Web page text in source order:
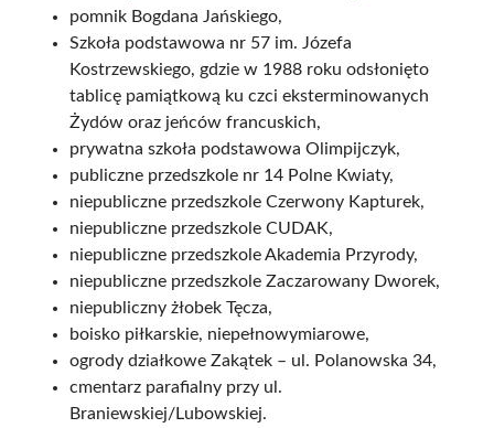
pomnik Bogdana Jańskiego,
Szkoła podstawowa nr 57 im. Józefa
Kostrzewskiego, gdzie w 1988 roku odsłonięto
tablicę pamiątkową ku czci eksterminowanych
Żydów oraz jeńców francuskich,
prywatna szkoła podstawowa Olimpijczyk,
publiczne przedszkole nr 14 Polne Kwiaty,
niepubliczne przedszkole Czerwony Kapturek,
niepubliczne przedszkole CUDAK,
niepubliczne przedszkole Akademia Przyrody,
niepubliczne przedszkole Zaczarowany Dworek,
niepubliczny żłobek Tęcza,
boisko piłkarskie, niepełnowymiarowe,
ogrody działkowe Zakątek – ul. Polanowska 34,
cmentarz parafialny przy ul.
Braniewskiej/Lubowskiej.